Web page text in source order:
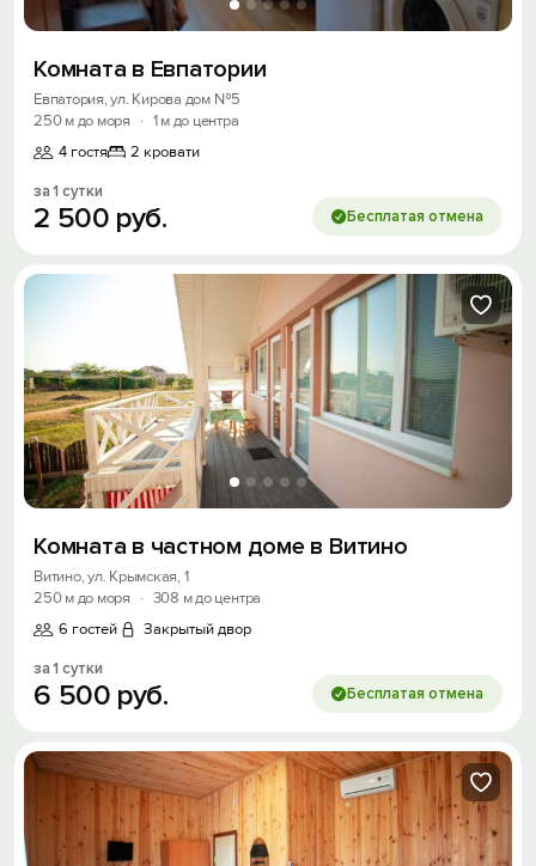
Комната в Евпатории
Евпатория, ул. Кирова дом №5
250 м до моря
· 1 м до центра
4 гостя
2 кровати
за 1 сутки
2 500 руб. Бесплатая отмена
Комната в частном доме в Витино
Витино, ул. Крымская, 1
250 м до моря
· 308 м до центра
6 гостей
Закрытый двор
за 1 сутки
6 500 руб. Бесплатая отмена
Скидка −5%
Хочешь дешевле? Оставь почту и получи
промокод на первое бронирование!
Вход на сайт
Войти или
Войти с помощью